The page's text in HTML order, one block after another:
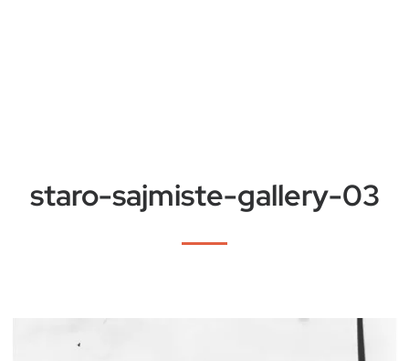
staro-sajmiste-gallery-03